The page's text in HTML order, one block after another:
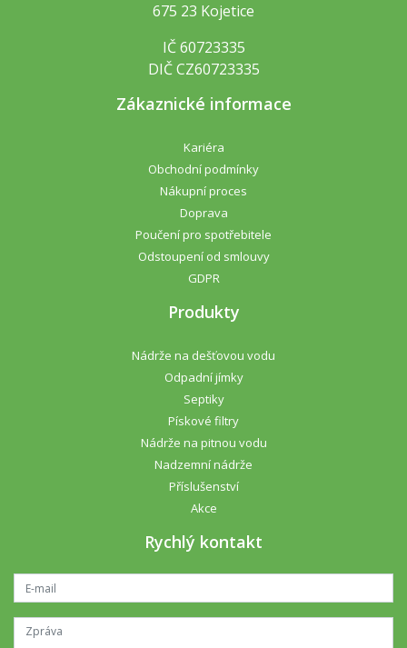
675 23 Kojetice
IČ 60723335
DIČ CZ60723335
Zákaznické informace
Kariéra
Obchodní podmínky
Nákupní proces
Doprava
Poučení pro spotřebitele
Odstoupení od smlouvy
GDPR
Produkty
Nádrže na dešťovou vodu
Odpadní jímky
Septiky
Pískové filtry
Nádrže na pitnou vodu
Nadzemní nádrže
Příslušenství
Akce
Rychlý kontakt